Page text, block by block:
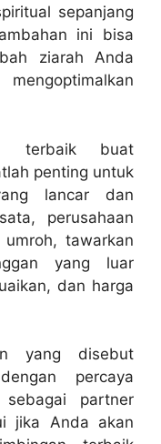
sepanjang
ini bisa
ziarah Anda
terbaik buat
penting untuk
lancar dan
perusahaan
tawarkan
yang luar
dan harga
yang disebut
percaya
partner
jika Anda akan